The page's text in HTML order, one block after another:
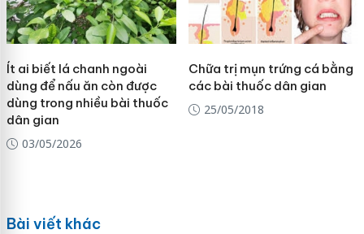
Ít ai biết lá chanh ngoài
dùng để nấu ăn còn được
dùng trong nhiều bài thuốc
dân gian
03/05/2026
Chữa trị mụn trứng cá bằng
các bài thuốc dân gian
25/05/2018
Bài viết khác